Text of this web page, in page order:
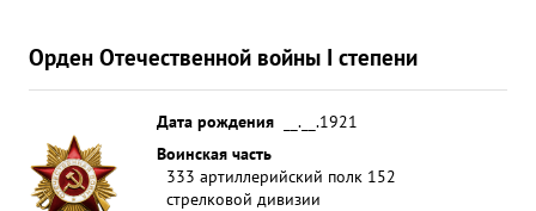
Орден Отечественной войны I степени
Дата рождения
__.__.1921
Воинская часть
333 артиллерийский полк 152
стрелковой дивизии